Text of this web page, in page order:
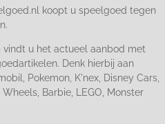
koopt u speelgoed tegen
vindt u het actueel aanbod met
Denk hierbij aan
Pokemon, K'nex, Disney Cars,
Wheels, Barbie, LEGO, Monster